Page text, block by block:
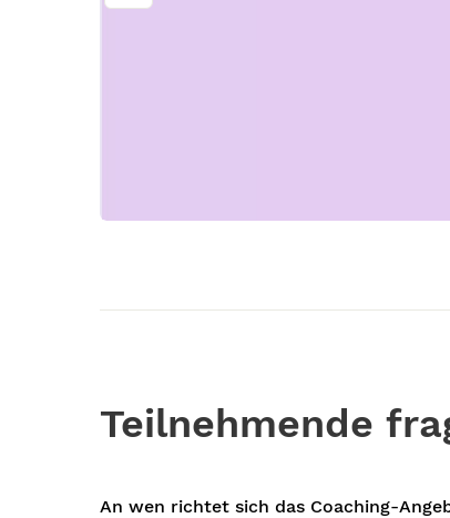
Teilnehmende
An wen richtet sich das Coaching-